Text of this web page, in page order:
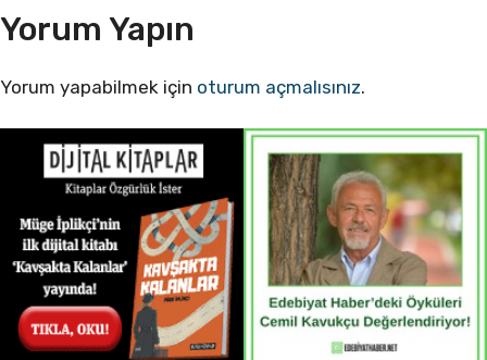
Yorum Yapın
Yorum yapabilmek için oturum açmalısınız.